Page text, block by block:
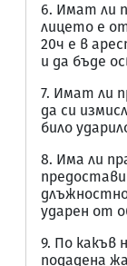
6. Имат ли
лицето е
20ч е в
и да бъде
7. Имат ли
да си
било
8. Има ли
ударен от
9. По какъв
подадена